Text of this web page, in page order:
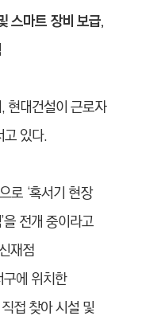
스마트 장비 보급,
현대건설이 근로자
고 있다.
로 ‘혹서기 현장
전개 중이라고
재점
에 위치한
접 찾아 시설 및